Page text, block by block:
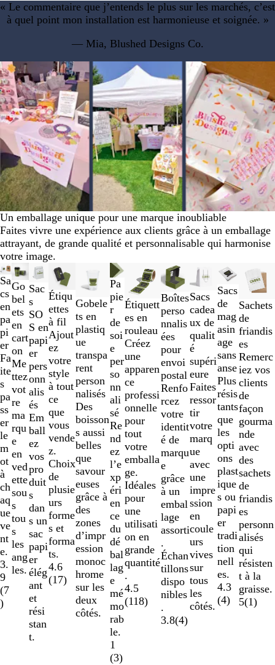
« Le commentaire que j’entends le plus sur les marchés, c’est
à quel point mon installation est harmonieuse et soignée. »
— Mia, Blushed Designs Co.
Un emballage unique pour une marque inoubliable
Faites vivre une expérience aux clients grâce à un emballage
attrayant, de grande qualité et personnalisable qui harmonise
votre image.
Nouveau prix bas
Sa
cs
en
pa
pi
er
Fa
ite
s
pa
ss
er
le
m
ot
à
ch
aq
ue
ve
nt
e.
3.
9
(7
)
Go
bel
ets
en
cart
on
Me
ttez
vot
re
ma
rqu
e
en
ved
ette
sou
s
tou
s
les
ang
les.
Nouveau
Sac
s
SO
S en
papi
er
pers
onn
alis
és
Em
ball
ez
vos
pro
duit
s
dan
s un
sac
papi
er
élég
ant
et
rési
stan
t.
Étiqu
ettes
à fil
Ajout
ez
votre
style
à tout
ce
que
vous
vende
z.
Choix
de
plusie
urs
forme
s et
forma
ts.
4.6
(17)
Gobele
ts en
plastiq
ue
transpa
rent
person
nalisés
Des
boisson
s aussi
belles
que
savour
euses
grâce à
des
zones
d’impr
ession
monoc
hrome
sur les
deux
côtés.
Nouvelles options
Pa
pie
r
de
soi
e
per
so
nn
ali
sé
Re
nd
ez
l’e
xp
éri
en
ce
du
dé
bal
lag
e
mé
mo
rab
le.
1
(3)
Nouveau
Étiquett
es en
rouleau
Créez
une
apparen
ce
professi
onnelle
pour
tout
votre
emballa
ge.
Idéales
pour
une
utilisati
on en
grande
quantité
.
4.5
(118)
Nouvelles options
Boîtes
perso
nnalis
ées
pour
envoi
postal
Renfo
rcez
votre
identit
é de
marqu
e
grâce
à un
embal
lage
assorti
.
Échan
tillons
dispo
nibles
.
3.8(4)
Sacs
cadea
ux de
qualit
é
supéri
eure
Faites
ressor
tir
votre
marq
ue
avec
une
impre
ssion
en
coule
urs
vives
sur
tous
les
côtés.
Nouveau
Sacs
de
mag
asin
age
sans
anse
Plus
résis
tants
que
les
opti
ons
plast
ique
s ou
papi
er
tradi
tion
nell
es.
4.3
(4)
Sachets
de
friandis
es
Remerc
iez vos
clients
de
façon
gourma
nde
avec
des
sachets
de
friandis
es
personn
alisés
qui
résisten
t à la
graisse.
5(1)
Diapositives
1
à
2
sur
11